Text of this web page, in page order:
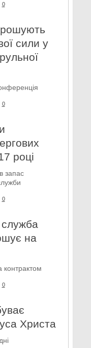
0
сили у
0
році​
запас
0
на
контрактом
0
Христа